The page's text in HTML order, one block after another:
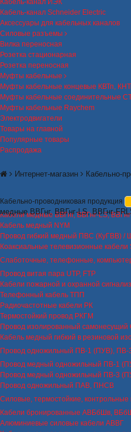
Кабель-канал ИЭК
Кабель-канал Schneider Electric
Аксессуары для кабельных каналов
Силовые разъемы
Вилка переносная
Розетка стационарная
Розетка переносная
Муфты кабельные
Муфты кабельные концевые КВТп,
Муфты кабельные соединительные
Муфты кабельные Raychem
Электродвигатели
Товары на главной
Популярные товары
Распродажа
Интернет-магазин Кабельно-
медные ВВГнг, ВВГнг-LS, ВВГнг-
Кабельно-проводниковая продукция
Кабели медные ВВГнг, ВВГнг-LS,
Кабель медный NYM
Провод гибкий медный ПВС (КуГВВ) /
Коаксиальные телевизионные кабели
Слаботочные, телефонные,
Провод витая пара UTP, FTP
Кабели пожарной и охранной
Телефонный кабель ТПП
Радиочастотные кабели РК
Термостойкий провод РКГМ
Провод изолированный
Кабель медный гибкий в резиновой
Провод одножильный ПВ-1 (ПУВ),
Провод медный одножильный ПВ-1
Провод медный одножильный ПВ-3
Провод одножильный ПАВ, ПНСВ
Силовые, термостойкие, контрольные
Кабели бронированные АВБбШв,
Алюминиевые силовые кабели АВВГ